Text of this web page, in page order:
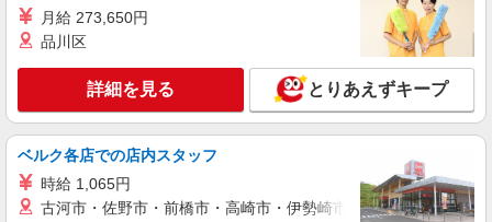
埼玉県新座市大和田（所沢インター近く） ★
キープ 詳細を見る
アルバイト パート 契約社員 派遣社員
株式会社ビリーフクラブ
検品・ピッキング・仕分け作業
時給1,320円〜1,650円 ☆日給例10,560円（時
月給 273,650円
品川区
詳細を見る とりあえずキープ
ベルク各店での店内スタッフ
時給 1,065円
古河市・佐野市・前橋市・高崎市・伊勢崎市・太田市・館林市